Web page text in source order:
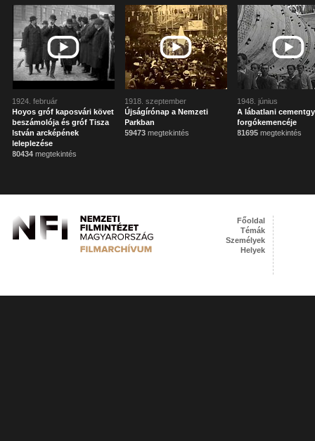
1924. február
Hoyos gróf kaposvári követ
beszámolója és gróf Tisza
István arcképének
leleplezése
80434 megtekintés
1918. szeptember
Újságírónap a Nemzeti
Parkban
59473 megtekintés
1948. június
A lábatlani
forgókemencéje
81695 megtekintés
Főoldal
Témák
Személyek
Helyek